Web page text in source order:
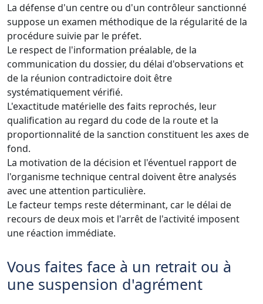
La défense d'un centre ou d'un contrôleur sanctionné
suppose un examen méthodique de la régularité de la
procédure suivie par le préfet.
Le respect de l'information préalable, de la
communication du dossier, du délai d'observations et
de la réunion contradictoire doit être
systématiquement vérifié.
L'exactitude matérielle des faits reprochés, leur
qualification au regard du code de la route et la
proportionnalité de la sanction constituent les axes de
fond.
La motivation de la décision et l'éventuel rapport de
l'organisme technique central doivent être analysés
avec une attention particulière.
Le facteur temps reste déterminant, car le délai de
recours de deux mois et l'arrêt de l'activité imposent
une réaction immédiate.
Vous faites face à un retrait ou à
une suspension d'agrément